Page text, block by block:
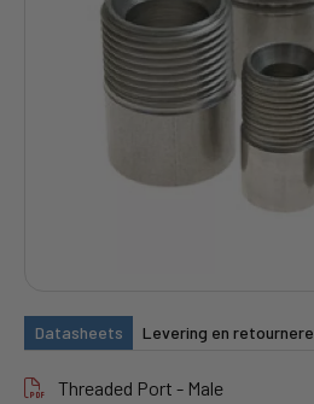
Datasheets Levering en
Threaded Port - Male